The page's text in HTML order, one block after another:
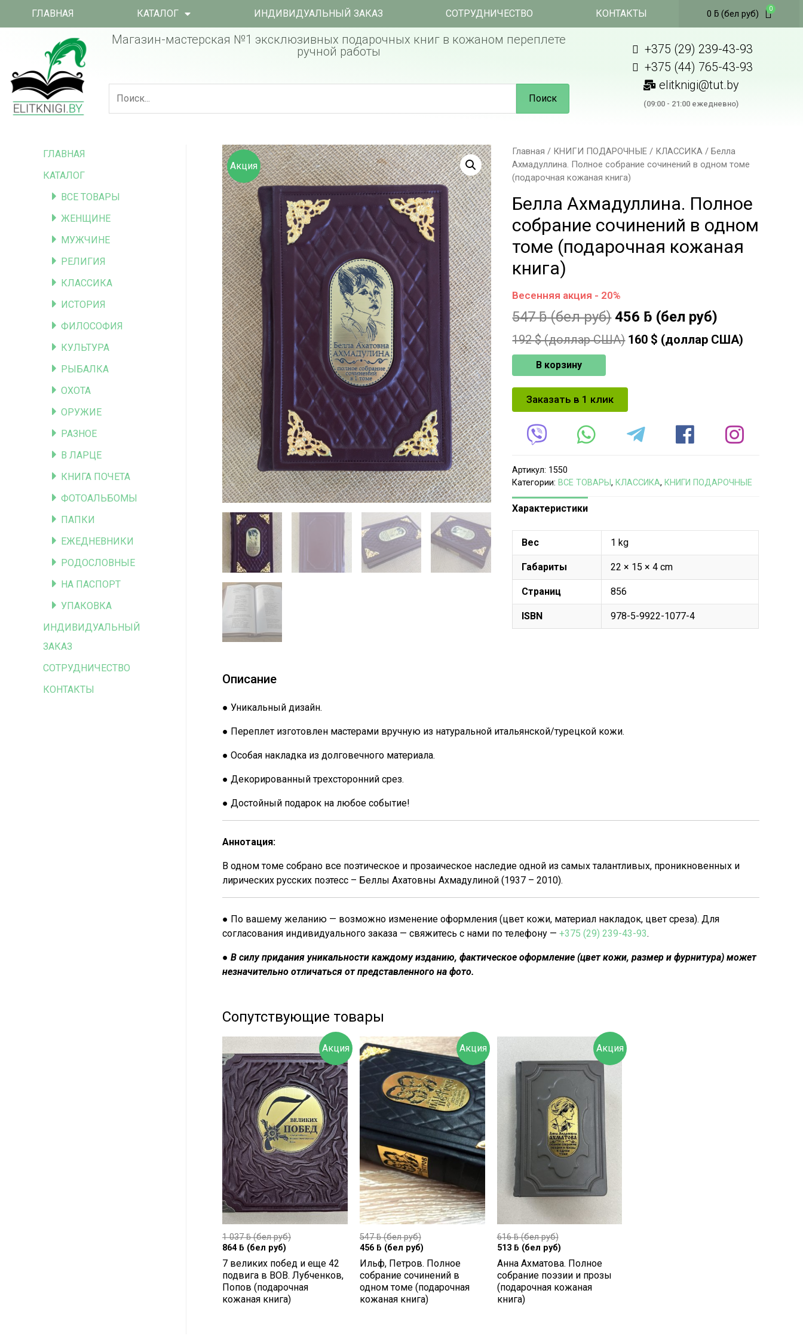
ГЛАВНАЯ КАТАЛОГ ИНДИВИДУАЛЬНЫЙ ЗАКАЗ СОТРУДНИЧЕСТВО КОНТАКТЫ 0 ƃ(бел руб)
Магазин-мастерская №1 эксклюзивных подарочных книг в кожаном переплете
ручной работы
Поиск
+375 (29) 239-43-93
+375 (44) 765-43-93
elitknigi@tut.by
(09:00 - 21:00 ежедневно)
ГЛАВНАЯ
КАТАЛОГ
ВСЕ ТОВАРЫ
ЖЕНЩИНЕ
МУЖЧИНЕ
РЕЛИГИЯ
КЛАССИКА
ИСТОРИЯ
ФИЛОСОФИЯ
КУЛЬТУРА
РЫБАЛКА
ОХОТА
ОРУЖИЕ
РАЗНОЕ
В ЛАРЦЕ
КНИГА ПОЧЕТА
ФОТОАЛЬБОМЫ
ПАПКИ
ЕЖЕДНЕВНИКИ
РОДОСЛОВНЫЕ
НА ПАСПОРТ
УПАКОВКА
ИНДИВИДУАЛЬНЫЙ
ЗАКАЗ
СОТРУДНИЧЕСТВО
КОНТАКТЫ
Акция
Главная / КНИГИ ПОДАРОЧНЫЕ / КЛАССИКА / Белла
Ахмадуллина. Полное собрание сочинений в одном томе
(подарочная кожаная книга)
Белла Ахмадуллина. Полное
собрание сочинений в одном
томе (подарочная кожаная
книга)
Весенняя акция - 20%
547ƃ(бел руб) 456 ƃ (бел руб)
192$ (доллар США) 160 $ (доллар США)
В корзину
Заказать в 1 клик
Артикул: 1550
Категории: ВСЕ ТОВАРЫ, КЛАССИКА, КНИГИ ПОДАРОЧНЫЕ
Характеристики
Вес 1 kg
Габариты 22 × 15 × 4 cm
Страниц 856
ISBN 978-5-9922-1077-4
Описание
● Уникальный дизайн.
● Переплет изготовлен мастерами вручную из натуральной итальянской/турецкой кожи.
● Особая накладка из долговечного материала.
● Декорированный трехсторонний срез.
● Достойный подарок на любое событие!
Аннотация:
В одном томе собрано все поэтическое и прозаическое наследие одной из самых талантливых, проникновенных и
лирических русских поэтесс – Беллы Ахатовны Ахмадулиной (1937 – 2010).
● По вашему желанию — возможно изменение оформления (цвет кожи, материал накладок, цвет среза). Для
согласования индивидуального заказа — свяжитесь с нами по телефону — +375 (29) 239-43-93.
● В силу придания уникальности каждому изданию, фактическое оформление (цвет кожи, размер и фурнитура) может
незначительно отличаться от представленного на фото.
Сопутствующие товары
Акция
1 037ƃ(бел руб)
864 ƃ (бел руб)
7 великих побед и еще 42
подвига в ВОВ. Лубченков,
Попов (подарочная
кожаная книга)
Акция
547ƃ(бел руб)
456 ƃ (бел руб)
Ильф, Петров. Полное
собрание сочинений в
одном томе (подарочная
кожаная книга)
Акция
616ƃ(бел руб)
513 ƃ (бел руб)
Анна Ахматова. Полное
собрание поэзии и прозы
(подарочная кожаная
книга)